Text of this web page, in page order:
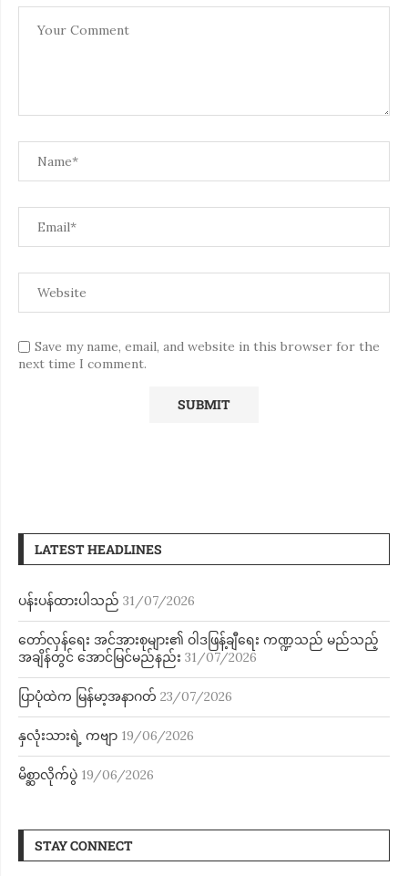
Save my name, email, and website in this browser for the
next time I comment.
LATEST HEADLINES
ပန်းပန်ထားပါသည် 31/07/2026
တော်လှန်ရေး အင်အားစုများ၏ ဝါဒဖြန့်ချီရေး ကဏ္ဍသည် မည်သည့်
အချိန်တွင် အောင်မြင်မည်နည်း 31/07/2026
ပြာပုံထဲက မြန်မာ့အနာဂတ် 23/07/2026
နှလုံးသားရဲ့ ကဗျာ 19/06/2026
မိစ္ဆာလိုက်ပွဲ 19/06/2026
STAY CONNECT